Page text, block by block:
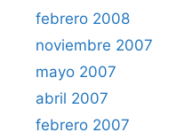
febrero 2008
noviembre 2007
mayo 2007
abril 2007
febrero 2007